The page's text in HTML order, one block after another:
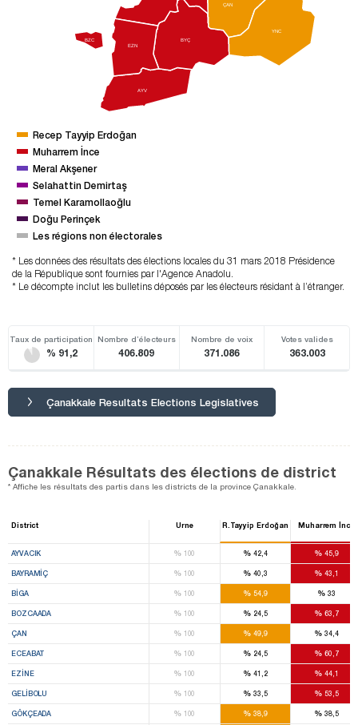
AYV
BYÇ
BZC
ÇAN
EZN
YNC
Recep Tayyip Erdoğan
Muharrem İnce
Meral Akşener
Selahattin Demirtaş
Temel Karamollaoğlu
Doğu Perinçek
Les régions non électorales
* Les données des résultats des élections locales du 31 mars 2018 Présidence
de la République sont fournies par l'Agence Anadolu.
* Le décompte inclut les bulletins déposés par les électeurs résidant à l’étranger.
Taux de participation
% 91,2
Nombre d’électeurs
406.809
Nombre de voix
371.086
Votes valides
363.003
Çanakkale Resultats Elections Legislatives
Çanakkale Résultats des élections de district
* Affiche les résultats des partis dans les districts de la province Çanakkale.
District Urne R.Tayyip Erdoğan Muharrem İnce
AYVACIK %100 % 42,4 % 45,9
BAYRAMİÇ %100 % 40,3 % 43,1
BİGA %100 % 54,9 %33
BOZCAADA %100 % 24,5 % 63,7
ÇAN %100 % 49,9 % 34,4
ECEABAT %100 % 24,5 % 60,7
EZİNE %100 % 41,2 % 44,1
GELİBOLU %100 % 33,5 % 53,5
GÖKÇEADA %100 % 38,9 % 38,5